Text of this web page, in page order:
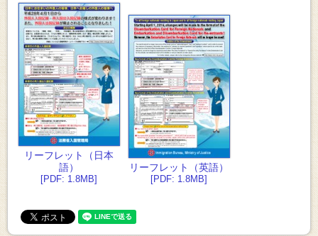
リーフレット（日本
語）
[PDF: 1.8MB]
リーフレット（英語）
[PDF: 1.8MB]